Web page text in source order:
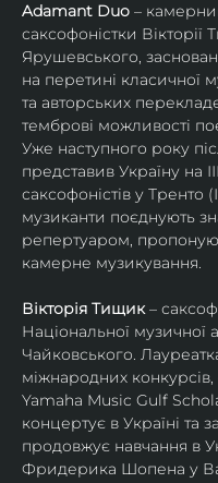
Adamant Duo –
саксофоністки
Ярушевського,
на перетині класичної
та авторських
темброві можливості
Уже наступного року
представив Україну на
саксофоністів у Тренто
музиканти поєднують
репертуаром,
камерне музикування.
Вікторія Тищик –
Національної музичної
Чайковського.
міжнародних
Yamaha Music Gulf
концертує в Україні та
продовжує навчання в
Фридерика Шопена у